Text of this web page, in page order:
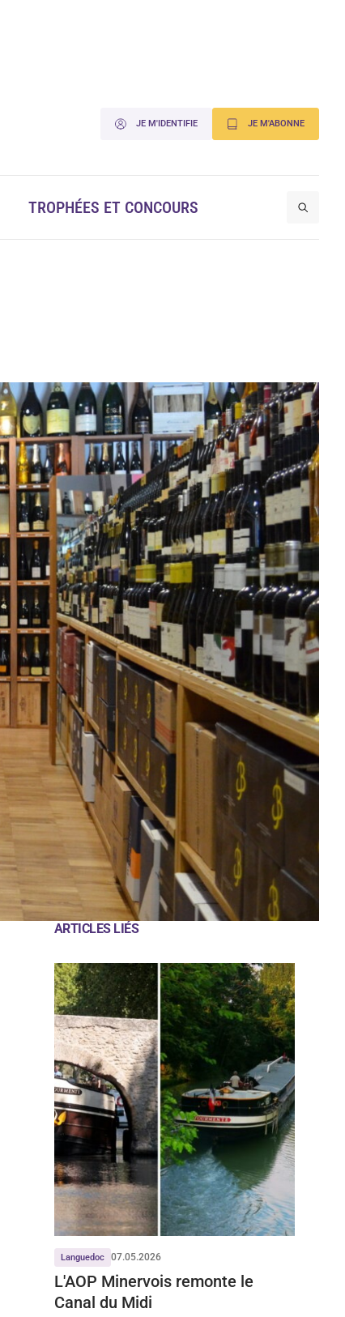
JE M'IDENTIFIE JE M'ABONNE
TROPHÉES ET CONCOURS
ARTICLES LIÉS
Languedoc 07.05.2026
L'AOP Minervois remonte le
Canal du Midi